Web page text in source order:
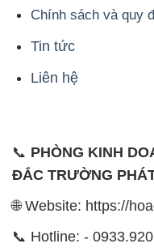
Chính sách và quy
Tin tức
Liên hệ
📞 PHÒNG KINH
ĐẮC TRƯỜNG
🌐 Website: https://
📞 Hotline: -